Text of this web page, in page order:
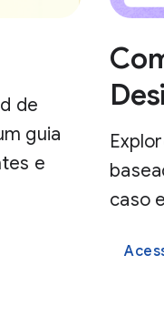
de
guia
e
caso